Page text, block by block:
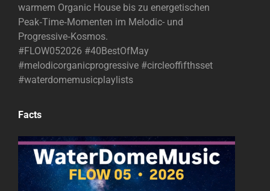
warmem Organic House bis zu energetischen
Peak‑Time‑Momenten im Melodic- und
Progressive‑Kosmos.
#FLOW052026 #40BestOfMay
#melodicorganicprogressive #circleoffifthsset
#waterdomemusicplaylists
Facts